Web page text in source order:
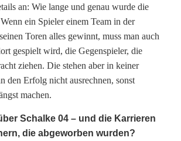
an: Wie lange und genau wurde die
ein Spieler einem Team in der
Toren alles gewinnt, muss man auch
gespielt wird, die Gegenspieler, die
ziehen. Die stehen aber in keiner
den Erfolg nicht ausrechnen, sonst
machen.
Schalke 04 – und die Karrieren
die abgeworben wurden?